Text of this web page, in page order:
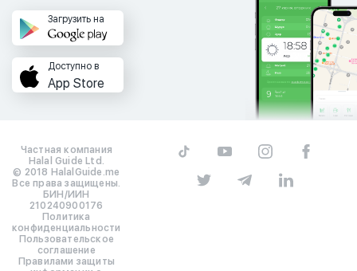
Загрузить на
Доступно в
App Store
Частная компания
Halal Guide Ltd.
© 2018 HalalGuide.me
Все права защищены.
БИН/ИИН
210240900176
Политика
конфиденциальности
Пользовательское
соглашение
Правилами защиты